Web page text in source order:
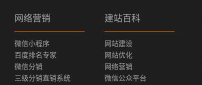
网络营销
微信小程序
百度排名专家
微信分销
三级分销直销系统
建站百科
网站建设
网站优化
网络营销
微信公众平台